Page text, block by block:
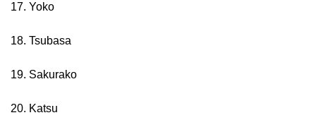
17. Yoko
18. Tsubasa
19. Sakurako
20. Katsu